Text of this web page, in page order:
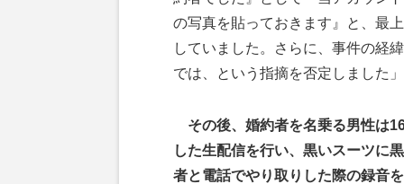
の写真を貼っておきます』と、最
していました。さらに、事件の経
では、という指摘を否定しました
その後、婚約者を名乗る男性は
した生配信を行い、黒いスーツに
者と電話でやり取りした際の録音